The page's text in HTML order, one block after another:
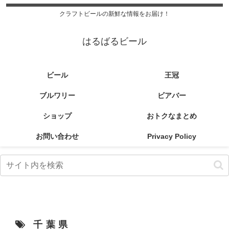
クラフトビールの新鮮な情報をお届け！
はるばるビール
ビール 王冠
ブルワリー ビアバー
ショップ おトクなまとめ
お問い合わせ Privacy Policy
千葉県